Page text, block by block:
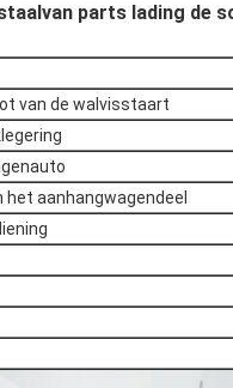
parts lading de
van de walvisstaart
het aanhangwagendeel